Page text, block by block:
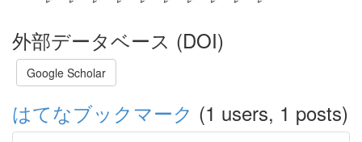
外部データベース (DOI)
Google Scholar
はてなブックマーク (1 users, 1 posts)